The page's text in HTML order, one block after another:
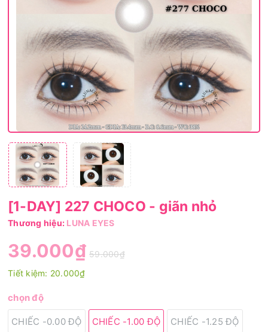
[1-DAY] 227 CHOCO - giãn nhỏ
Thương hiệu: LUNA EYES
39.000₫ 59.000₫
Tiết kiệm: 20.000₫
chọn độ
CHIẾC -0.00 ĐỘ CHIẾC -1.00 ĐỘ CHIẾC -1.25 ĐỘ